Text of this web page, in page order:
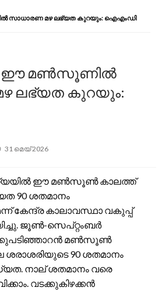
സാധാരണ മഴ ലഭ്യത കുറയും: ഐഎംഡി
ഈ മൺസൂണിൽ
ലഭ്യത കുറയും:
Posted
31 മെയ്‌ 2026
ഈ മൺസൂൺ കാലത്ത്
90 ശതമാനം
കേന്ദ്ര കാലാവസ്ഥാ വകുപ്പ്
ജൂൺ-സെപ്റ്റംബർ
മൺസൂൺ
ശരാശരിയുടെ 90 ശതമാനം
നാല് ശതമാനം വരെ
വടക്കുകിഴക്കൻ